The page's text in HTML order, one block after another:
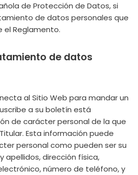
de Protección de Datos, si
de datos personales que
el Reglamento.
de datos
al Sitio Web para mandar un
a su boletín está
de carácter personal de la que
Esta información puede
personal como pueden ser su
apellidos, dirección física,
número de teléfono, y